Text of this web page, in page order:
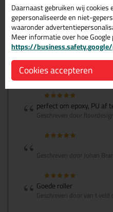
Geschreven door Vasyl
Zeer tevreden over
velt verfrollen )zeer
er nog moesten nodig
aankopen
Geschreven door Van Mele
perfect om epoxy, PU af
Geschreven door
Geschreven door Johan
Goede roller
Geschreven door van t veld
Daarnaast gebruiken wij cookies
gepersonaliseerde en niet-
waaronder
Meer informatie over hoe
https://
Cookies accepteren